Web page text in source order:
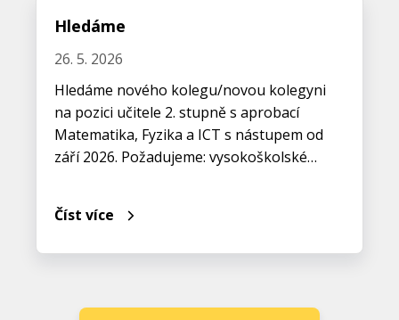
Hledáme
26. 5. 2026
Hledáme nového kolegu/novou kolegyni
na pozici učitele 2. stupně s aprobací
Matematika, Fyzika a ICT s nástupem od
září 2026. Požadujeme: vysokoškolské…
Číst více